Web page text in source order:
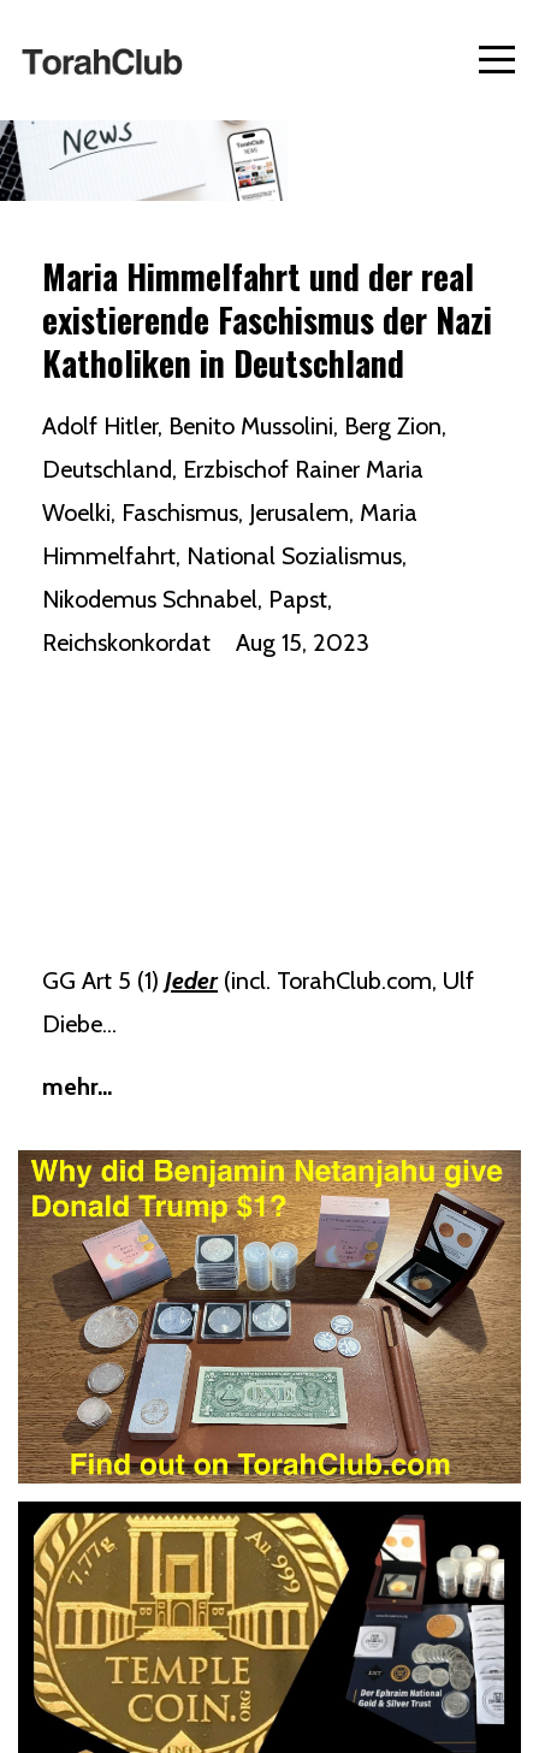
Maria Himmelfahrt und der real
existierende Faschismus der Nazi
Katholiken in Deutschland
Adolf Hitler Benito Mussolini Berg Zion
Deutschland Erzbischof Rainer Maria
Woelki Faschismus Jerusalem Maria
Himmelfahrt National Sozialismus
Nikodemus Schnabel Papst
Reichskonkordat
Aug 15, 2023
GG Art 5 (1) Jeder(incl. TorahClub.com, Ulf
Diebe...
mehr...